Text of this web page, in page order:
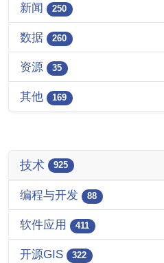
新闻 250
数据 260
资源 35
其他 169
技术 925
编程与开发 88
软件应用 411
开源GIS 322